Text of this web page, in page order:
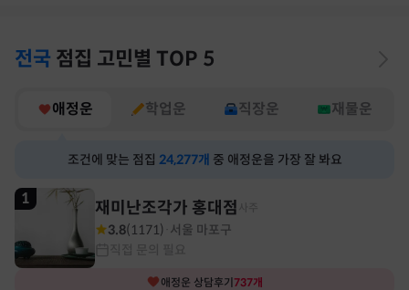
전국 점집 고민별 TOP 5
애정운 학업운 직장운 재물운
조건에 맞는 점집 24,277개 중 애정운을 가장 잘 봐요
1 재미난조각가 홍대점
3.8(1171) 서울 마포구
애정운 상담후기 737개